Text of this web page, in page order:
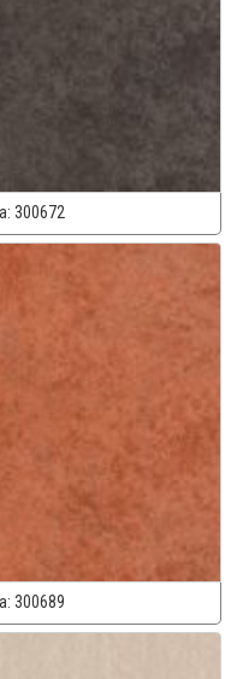
300672
300689